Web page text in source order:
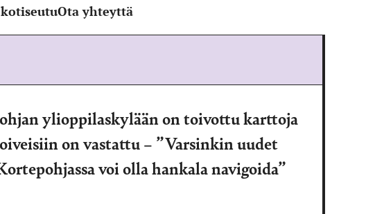
Ota yhteyttä
ylioppilaskylään on toivottu karttoja
on vastattu – ”Varsinkin uudet
voi olla hankala navigoida”